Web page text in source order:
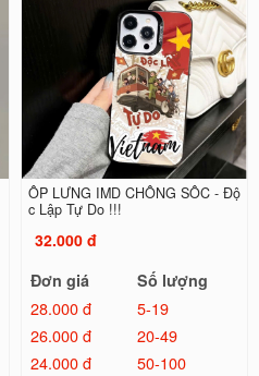
ỐP LƯNG IMD CHỐNG SỐC - Độ
c Lập Tự Do !!!
32.000 đ
Đơn giá
Số lượng
28.000 đ
5-19
26.000 đ
20-49
24.000 đ
50-100